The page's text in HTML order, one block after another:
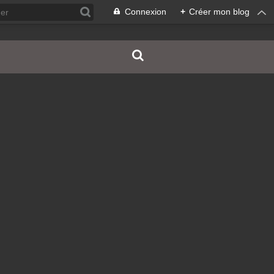
Connexion + Créer mon blog